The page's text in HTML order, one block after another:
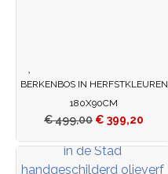
BERKENBOS IN HERFSTKLEUREN
180X90CM
€499,00 € 399,20